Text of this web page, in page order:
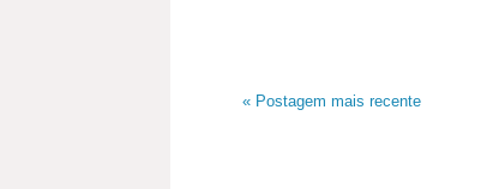
« Postagem mais recente